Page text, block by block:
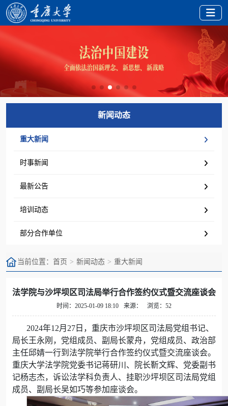
新闻动态
重大新闻
时事新闻
最新公告
培训动态
部分合作单位
当前位置： 首页 新闻动态 重大新闻
法学院与沙坪坝区司法局举行合作签约仪式暨交流座谈会
时间：2025-01-09 18:10 来源： 浏览：52
2024年12月27日，重庆市沙坪坝区司法局党组书记、
局长王永刚，党组成员、副局长蒙舟，党组成员、政治部
主任邱婧一行到法学院举行合作签约仪式暨交流座谈会。
重庆大学法学院党委书记蒋研川、院长靳文辉、党委副书
记杨志杰，诉讼法学科负责人、挂职沙坪坝区司法局党组
成员、副局长吴如巧等参加座谈会。